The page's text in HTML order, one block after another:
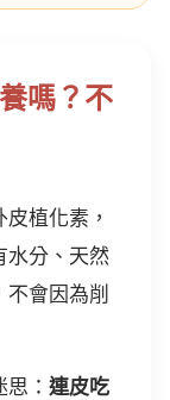
嗎？不
植化素，
水分、天然
會因為削
： 連皮吃